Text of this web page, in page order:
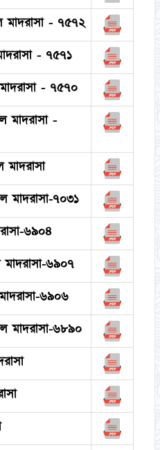
মাদরাসা - ৭৫৭২
- ৭৫৭১
- ৭৫৭০
মাদরাসা -
মাদরাসা
মাদরাসা-৭০৩১
৬৯০৪
মাদরাসা-৬৯০৭
৬৯০৬
মাদরাসা-৬৮৯০